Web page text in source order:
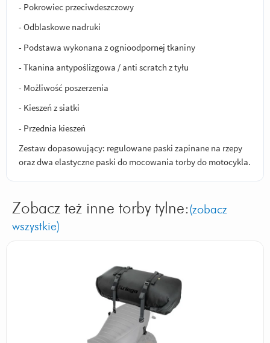
- Pokrowiec przeciwdeszczowy
- Odblaskowe nadruki
- Podstawa wykonana z ognioodpornej tkaniny
- Tkanina antypoślizgowa / anti scratch z tyłu
- Możliwość poszerzenia
- Kieszeń z siatki
- Przednia kieszeń
Zestaw dopasowujący: regulowane paski zapinane na rzepy
oraz dwa elastyczne paski do mocowania torby do motocykla.
Zobacz też inne torby tylne:(zobacz
wszystkie)